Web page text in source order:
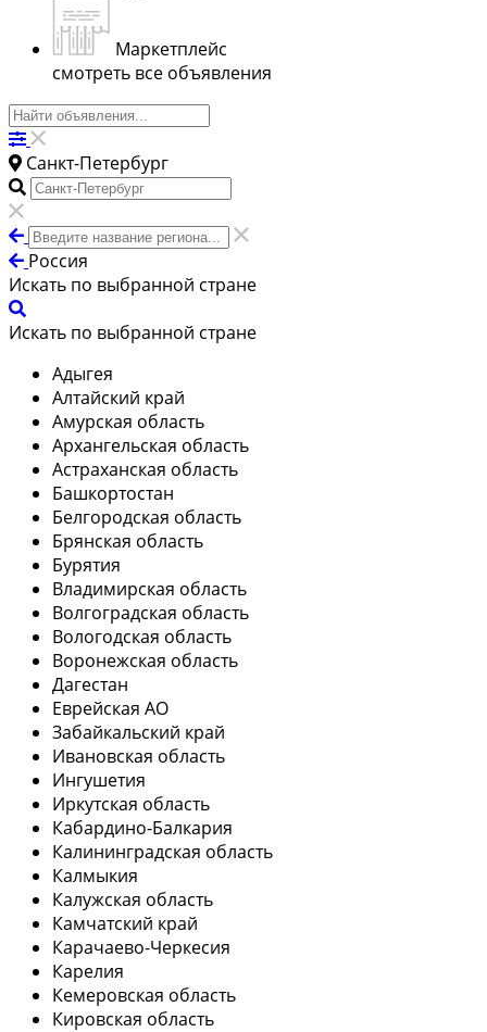
Маркетплейс
смотреть все объявления
Санкт-Петербург
Россия
Искать по выбранной стране
Искать по выбранной стране
Адыгея
Алтайский край
Амурская область
Архангельская область
Астраханская область
Башкортостан
Белгородская область
Брянская область
Бурятия
Владимирская область
Волгоградская область
Вологодская область
Воронежская область
Дагестан
Еврейская АО
Забайкальский край
Ивановская область
Ингушетия
Иркутская область
Кабардино-Балкария
Калининградская область
Калмыкия
Калужская область
Камчатский край
Карачаево-Черкесия
Карелия
Кемеровская область
Кировская область